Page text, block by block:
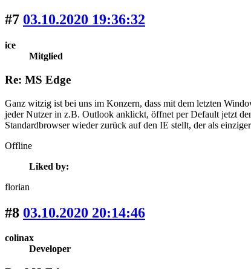
#7 03.10.2020 19:36:32
ice
Mitglied
Re: MS Edge
Ganz witzig ist bei uns im Konzern, dass mit dem letzten
jeder Nutzer in z.B. Outlook anklickt, öffnet per Default jetzt
Standardbrowser wieder zurück auf den IE stellt, der als
Offline
Liked by:
florian
#8 03.10.2020 20:14:46
colinax
Developer